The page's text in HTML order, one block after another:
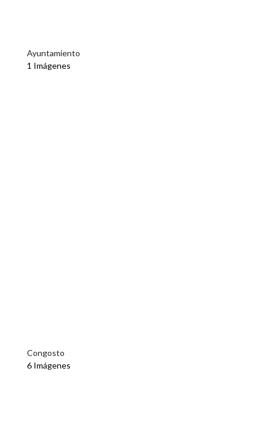
Ayuntamiento
1 Imágenes
Congosto
6 Imágenes